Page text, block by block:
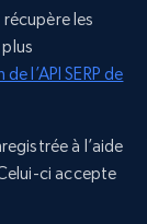
les
l’API SERP de
à l’aide
ci accepte